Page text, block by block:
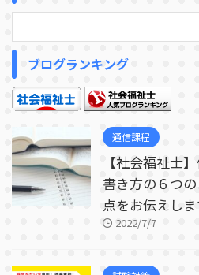
ブログランキング
通信課程
【社会福祉士
書き方の６つ
点をお伝えしま
2022/7/7